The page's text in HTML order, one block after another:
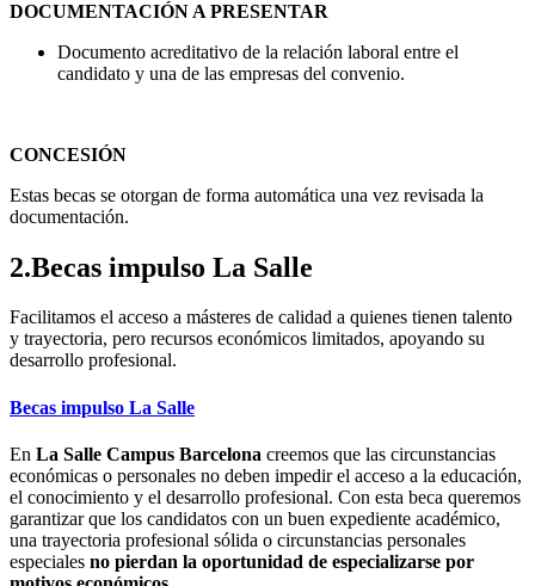
DOCUMENTACIÓN A PRESENTAR
Documento acreditativo de la relación laboral entre el
candidato y una de las empresas del convenio.
CONCESIÓN
Estas becas se otorgan de forma automática una vez revisada la
documentación.
2.Becas impulso La Salle
Facilitamos el acceso a másteres de calidad a quienes tienen talento
y trayectoria, pero recursos económicos limitados, apoyando su
desarrollo profesional.
Becas impulso La Salle
En La Salle Campus Barcelona creemos que las circunstancias
económicas o personales no deben impedir el acceso a la educación,
el conocimiento y el desarrollo profesional. Con esta beca queremos
garantizar que los candidatos con un buen expediente académico,
una trayectoria profesional sólida o circunstancias personales
especiales no pierdan la oportunidad de especializarse por